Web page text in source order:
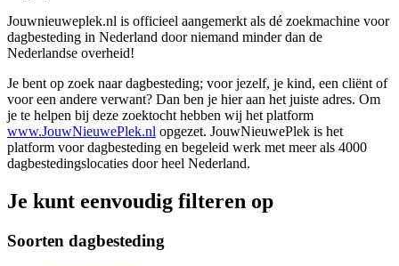
Jouwnieuweplek.nl is officieel aangemerkt als dé zoekmachine voor
dagbesteding in Nederland door niemand minder dan de
Nederlandse overheid!
Je bent op zoek naar dagbesteding; voor jezelf, je kind, een cliënt of
voor een andere verwant? Dan ben je hier aan het juiste adres. Om
je te helpen bij deze zoektocht hebben wij het platform
www.JouwNieuwePlek.nl opgezet. JouwNieuwePlek is het
platform voor dagbesteding en begeleid werk met meer als 4000
dagbestedingslocaties door heel Nederland.
Je kunt eenvoudig filteren op
Soorten dagbesteding